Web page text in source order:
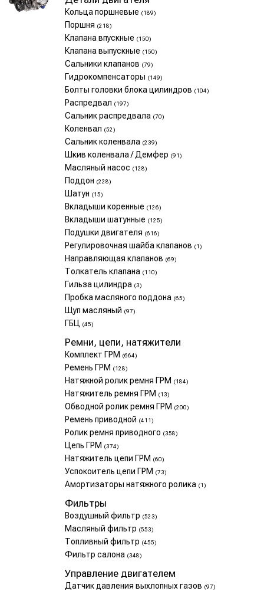
Кольца поршневые (189)
Поршня (218)
Клапана впускные (150)
Клапана выпускные (150)
Сальники клапанов (79)
Гидрокомпенсаторы (149)
Болты головки блока цилиндров (104)
Распредвал (197)
Сальник распредвала (70)
Коленвал (52)
Сальник коленвала (239)
Шкив коленвала / Демфер (91)
Масляный насос (128)
Поддон (228)
Шатун (15)
Вкладыши коренные (126)
Вкладыши шатунные (125)
Подушки двигателя (616)
Регулировочная шайба клапанов (1)
Направляющая клапанов (69)
Толкатель клапана (110)
Гильза цилиндра (3)
Пробка масляного поддона (65)
Щуп масляный (97)
ГБЦ (45)
Ремни, цепи, натяжители
Комплект ГРМ (664)
Ремень ГРМ (128)
Натяжной ролик ремня ГРМ (184)
Натяжитель ремня ГРМ (13)
Обводной ролик ремня ГРМ (200)
Ремень приводной (411)
Ролик ремня приводного (358)
Цепь ГРМ (374)
Натяжитель цепи ГРМ (60)
Успокоитель цепи ГРМ (73)
Амортизаторы натяжного ролика (1)
Фильтры
Воздушный фильтр (523)
Масляный фильтр (553)
Топливный фильтр (455)
Фильтр салона (348)
Управление двигателем
Датчик давления выхлопных газов (97)